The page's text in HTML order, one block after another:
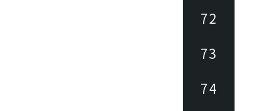
72
73
74